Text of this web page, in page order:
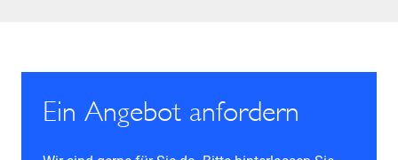
Ein Angebot anfordern